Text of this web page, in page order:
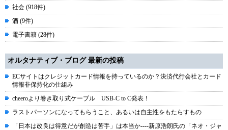
社会 (918件)
酒 (9件)
電子書籍 (28件)
オルタナティブ・ブログ 最新の投稿
ECサイトはクレジットカード情報を持っているのか？決済代行会社とカード
情報非保持化の仕組み
cheeroより巻き取り式ケーブル USB-C to C発表！
ラストパーソンになってもらうこと、あるいは自主性をもたらすもの
「日本は改良は得意だが創造は苦手」は本当か----新原浩朗氏の「ネオ・ジャ